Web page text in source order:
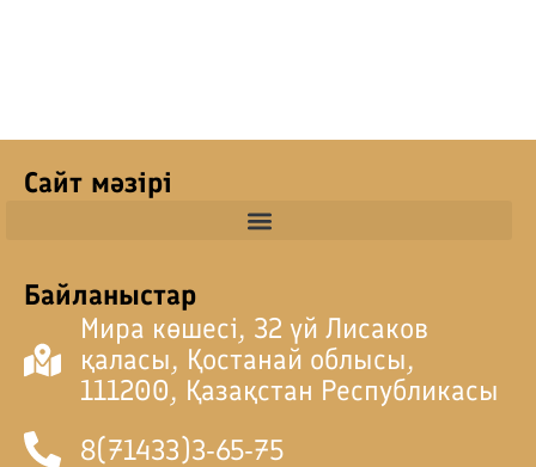
Сайт мәзірі
Байланыстар
Мира көшесі, 32 үй Лисаков
қаласы, Қостанай облысы,
111200, Қазақстан Республикасы
8(71433)3-65-75